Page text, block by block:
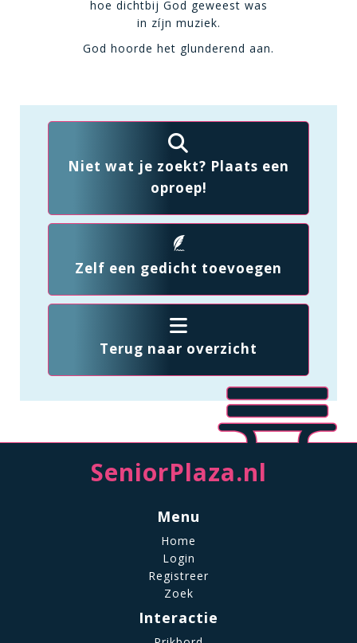
hoe dichtbij God geweest was
in zíjn muziek.
God hoorde het glunderend aan.
Niet wat je zoekt? Plaats een
oproep!
Zelf een gedicht toevoegen
Terug naar overzicht
SeniorPlaza.nl
Menu
Home
Login
Registreer
Zoek
Interactie